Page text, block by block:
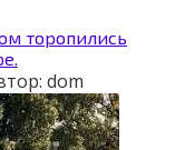
торопились
dom